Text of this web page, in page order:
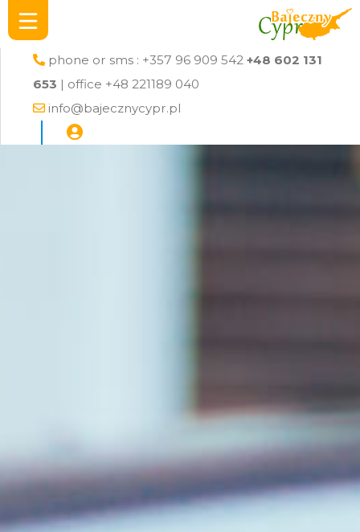
phone or sms : +357 96 909 542 +48 602 131
653 | office +48 221189 040
info@bajecznycypr.pl